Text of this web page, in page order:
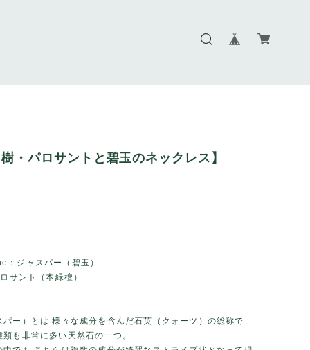
・パロサントと碧玉のネックレス】
ジャスパー（碧玉）
サント（本緑檀）
パー）とは 様々な成分を含んだ石英（クォーツ）の総称で
も非常に多い天然石の一つ。